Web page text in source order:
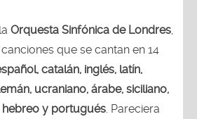
Orquesta Sinfónica de Londres
que se cantan en 14
catalán, inglés, latín,
ucraniano, árabe, siciliano,
hebreo y portugués . Pareciera